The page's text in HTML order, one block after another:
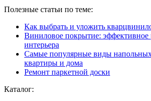
Полезные статьи по теме:
Как выбрать и уложить
Виниловое покрытие: эффективное
интерьера
Самые популярные виды
квартиры и дома
Ремонт паркетной доски
Каталог: